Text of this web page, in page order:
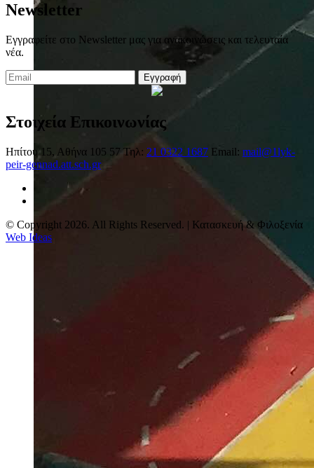
Newsletter
Εγγραφείτε στο Newsletter μας για ανακοινώσεις και τελευταία
νέα.
Εγγραφή
Στοιχεία Επικοινωνίας
Ηπίτου 15, Αθήνα 105 57 Τηλ: 21 0322 1687 Email: mail@1lyk-
peir-gennad.att.sch.gr
© Copyright 2026. All Rights Reserved. | Κατασκευή & Φιλοξενία
Web Ideas